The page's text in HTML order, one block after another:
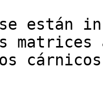
están
matrices